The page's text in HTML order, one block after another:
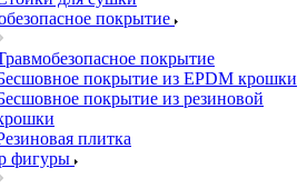
покрытие
покрытие
покрытие из EPDM крошки
покрытие из резиновой
плитка
фигуры